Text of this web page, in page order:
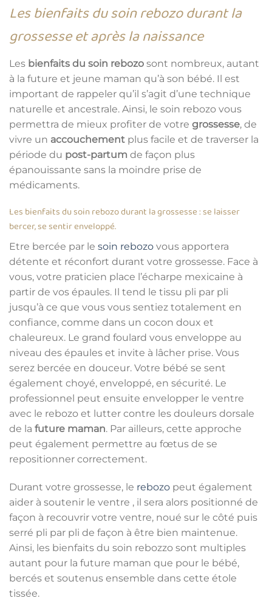
Les bienfaits du soin rebozo durant la
grossesse et après la naissance
Les bienfaits du soin rebozo sont nombreux, autant
à la future et jeune maman qu’à son bébé. Il est
important de rappeler qu’il s’agit d’une technique
naturelle et ancestrale. Ainsi, le soin rebozo vous
permettra de mieux profiter de votre grossesse, de
vivre un accouchement plus facile et de traverser la
période du post-partum de façon plus
épanouissante sans la moindre prise de
médicaments.
Les bienfaits du soin rebozo durant la grossesse : se laisser
bercer, se sentir enveloppé.
Etre bercée par le soin rebozo vous apportera
détente et réconfort durant votre grossesse. Face à
vous, votre praticien place l’écharpe mexicaine à
partir de vos épaules. Il tend le tissu pli par pli
jusqu’à ce que vous vous sentiez totalement en
confiance, comme dans un cocon doux et
chaleureux. Le grand foulard vous enveloppe au
niveau des épaules et invite à lâcher prise. Vous
serez bercée en douceur. Votre bébé se sent
également choyé, enveloppé, en sécurité. Le
professionnel peut ensuite envelopper le ventre
avec le rebozo et lutter contre les douleurs dorsale
de la future maman. Par ailleurs, cette approche
peut également permettre au fœtus de se
repositionner correctement.
Durant votre grossesse, le rebozo peut également
aider à soutenir le ventre , il sera alors positionné de
façon à recouvrir votre ventre, noué sur le côté puis
serré pli par pli de façon à être bien maintenue.
Ainsi, les bienfaits du soin rebozzo sont multiples
autant pour la future maman que pour le bébé,
bercés et soutenus ensemble dans cette étole
tissée.